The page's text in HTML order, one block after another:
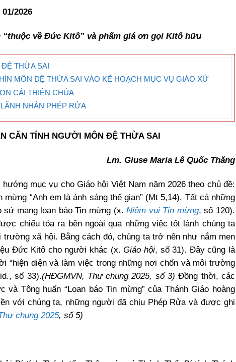
2026
về Đức Kitô” và phẩm giá ơn gọi Kitô hữu
THỪA SAI
MÔN ĐỆ THỪA SAI VÀO KẾ HOẠCH MỤC VỤ GIÁO XỨ
CÁI THIÊN CHÚA
NHẬN PHÉP RỬA
CĂN TÍNH NGƯỜI MÔN ĐỆ THỪA SAI
Lm. Giuse Maria Lê Quốc Thăng
mục vụ cho Giáo hội Việt Nam năm 2026 theo chủ đề:
“Anh em là ánh sáng thế gian” (Mt 5,14). Tất cả những
sứ mạng loan báo Tin mừng (x.Niềm vui Tin mừng, số 120).
chiếu tỏa ra bên ngoài qua những việc tốt lành chúng ta
xã hội. Bằng cách đó, chúng ta trở nên như nắm men
Đức Kitô cho người khác (x.Giáo hội, số 31). Đây cũng là
“hiện diện và làm việc trong những nơi chốn và môi trường
số 33).(HĐGMVN, Thư chung 2025, số 3)Đồng thời, các
Tông huấn “Loan báo Tin mừng” của Thánh Giáo hoàng
với chúng ta, những người đã chịu Phép Rửa và được ghi
chung 2025, số 5)